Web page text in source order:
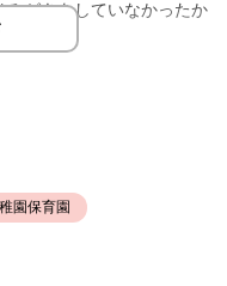
がきをしていなかったか
ようね」
束しました。
や、毎日の習慣づけを自
園保育園